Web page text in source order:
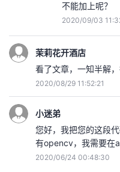
不能加上呢？
2020/09/03
茉莉花开酒店
看了文章，一知半解，
2020/08/29 11:52:21
小迷弟
您好，我把您的这段
有opencv，我需要在
2020/06/24 00:48:30